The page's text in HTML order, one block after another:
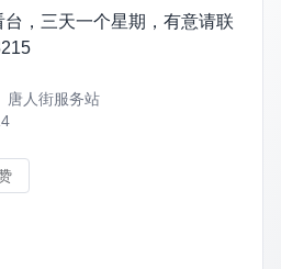
，三天一个星期，有意请联
唐人街服务站